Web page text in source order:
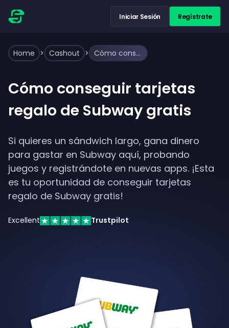
Iniciar Sesión Regístrate
Home > Cashout > Cómo conseguir tarjetas regalo de Subway gratis
Cómo conseguir tarjetas
regalo de Subway gratis
Si quieres un sándwich largo, gana dinero
para gastar en Subway aquí, probando
juegos y registrándote en nuevas apps. ¡Esta
es tu oportunidad de conseguir tarjetas
regalo de Subway gratis!
Excellent Trustpilot